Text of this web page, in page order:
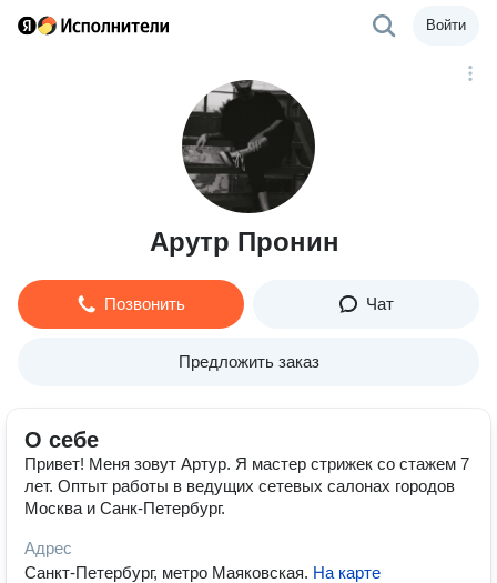
Войти
Арутр Пронин
Позвонить Чат
Предложить заказ
О себе
Привет! Меня зовут Артур. Я мастер стрижек со стажем 7
лет. Оптыт работы в ведущих сетевых салонах городов
Москва и Санк-Петербург.
Адрес
Санкт-Петербург, метро Маяковская. На карте